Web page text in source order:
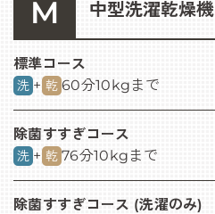
M 中型洗濯乾燥機
標準コース
洗 + 乾 10kgまで
60分
除菌すすぎコース
洗 + 乾 10kgまで
76分
除菌すすぎコース (洗濯のみ)